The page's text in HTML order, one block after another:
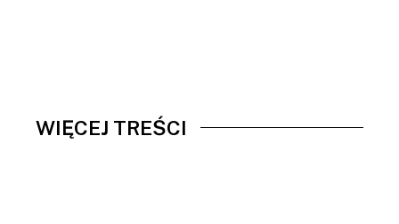
WIĘCEJ TREŚCI